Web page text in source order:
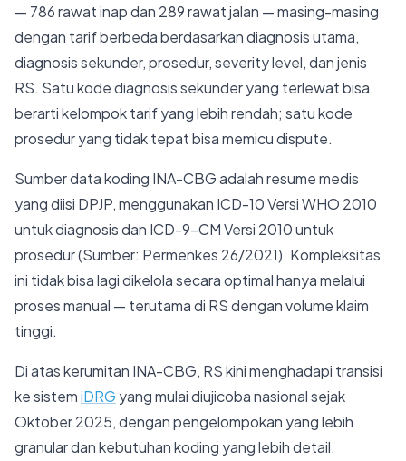
— 786 rawat inap dan 289 rawat jalan — masing-masing
dengan tarif berbeda berdasarkan diagnosis utama,
diagnosis sekunder, prosedur, severity level, dan jenis
RS. Satu kode diagnosis sekunder yang terlewat bisa
berarti kelompok tarif yang lebih rendah; satu kode
prosedur yang tidak tepat bisa memicu dispute.
Sumber data koding INA-CBG adalah resume medis
yang diisi DPJP, menggunakan ICD-10 Versi WHO 2010
untuk diagnosis dan ICD-9-CM Versi 2010 untuk
prosedur (Sumber: Permenkes 26/2021). Kompleksitas
ini tidak bisa lagi dikelola secara optimal hanya melalui
proses manual — terutama di RS dengan volume klaim
tinggi.
Di atas kerumitan INA-CBG, RS kini menghadapi transisi
ke sistemiDRG yang mulai diujicoba nasional sejak
Oktober 2025, dengan pengelompokan yang lebih
granular dan kebutuhan koding yang lebih detail.